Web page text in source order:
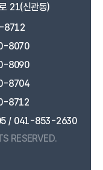
21(신관동)
8712
8070
8090
8704
8712
/ 041-853-2630
RESERVED.